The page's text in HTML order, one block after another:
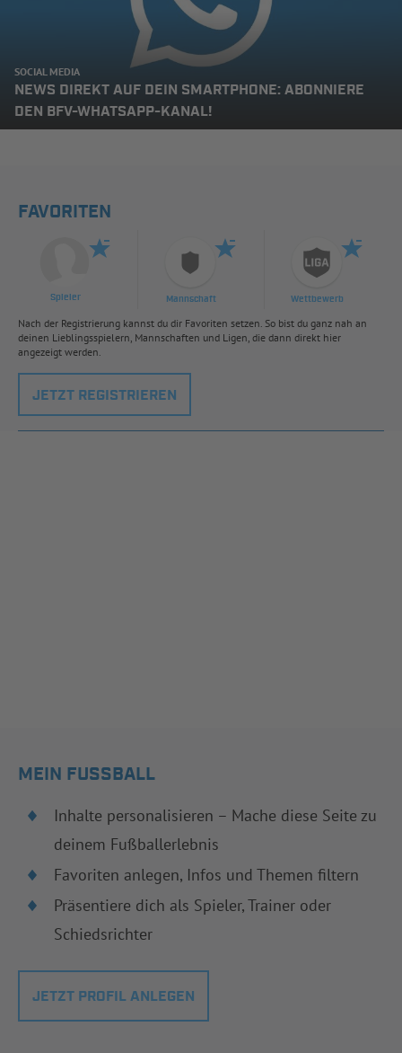
SOCIAL MEDIA
NEWS DIREKT AUF DEIN SMARTPHONE: ABONNIERE
DEN BFV-WHATSAPP-KANAL!
FAVORITEN
Spieler Mannschaft Wettbewerb
Nach der Registrierung kannst du dir Favoriten setzen. So bist du ganz nah an
deinen Lieblingsspielern, Mannschaften und Ligen, die dann direkt hier
angezeigt werden.
JETZT REGISTRIEREN
MEIN FUSSBALL
Inhalte personalisieren – Mache diese Seite zu
deinem Fußballerlebnis
Favoriten anlegen, Infos und Themen filtern
Präsentiere dich als Spieler, Trainer oder
Schiedsrichter
JETZT PROFIL ANLEGEN